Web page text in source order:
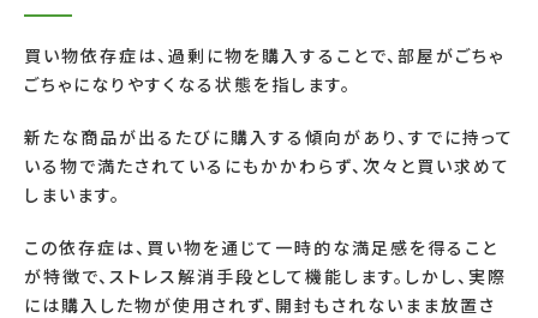
買い物依存症は、過剰に物を購入することで、部屋がごちゃ
ごちゃになりやすくなる状態を指します。
新たな商品が出るたびに購入する傾向があり、すでに持って
いる物で満たされているにもかかわらず、次々と買い求めて
しまいます。
この依存症は、買い物を通じて一時的な満足感を得ること
が特徴で、ストレス解消手段として機能します。しかし、実際
には購入した物が使用されず、開封もされないまま放置さ